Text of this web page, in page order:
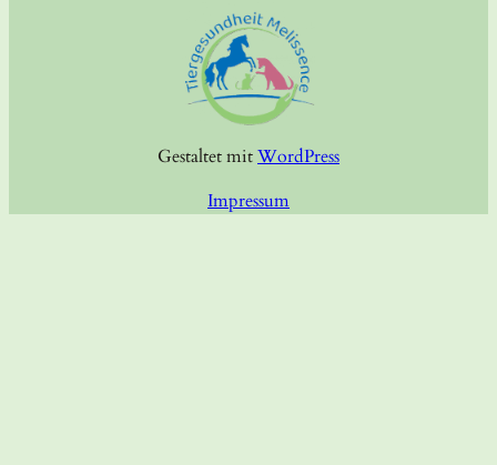
Gestaltet mitWordPress
Impressum